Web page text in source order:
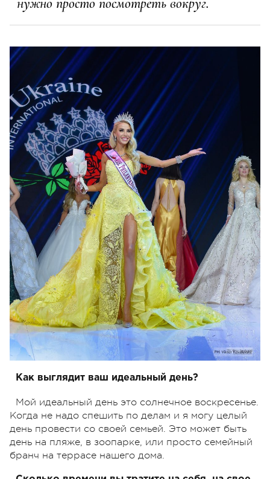
Как выглядит ваш идеальный день?
Мой идеальный день это солнечное воскресенье.
Когда не надо спешить по делам и я могу целый
день провести со своей семьей. Это может быть
день на пляже, в зоопарке, или просто семейный
бранч на террасе нашего дома.